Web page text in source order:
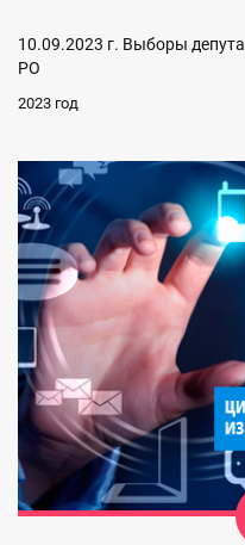
10.09.2023 г. Выборы
РО
2023 год